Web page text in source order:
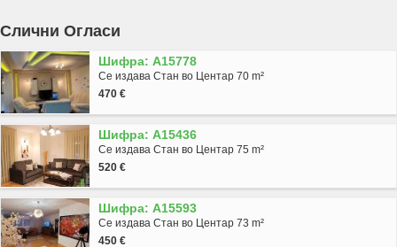
Слични Огласи
Шифра: A15778
Се издава Стан во Центар 70 m²
470 €
Шифра: A15436
Се издава Стан во Центар 75 m²
520 €
Шифра: A15593
Се издава Стан во Центар 73 m²
450 €